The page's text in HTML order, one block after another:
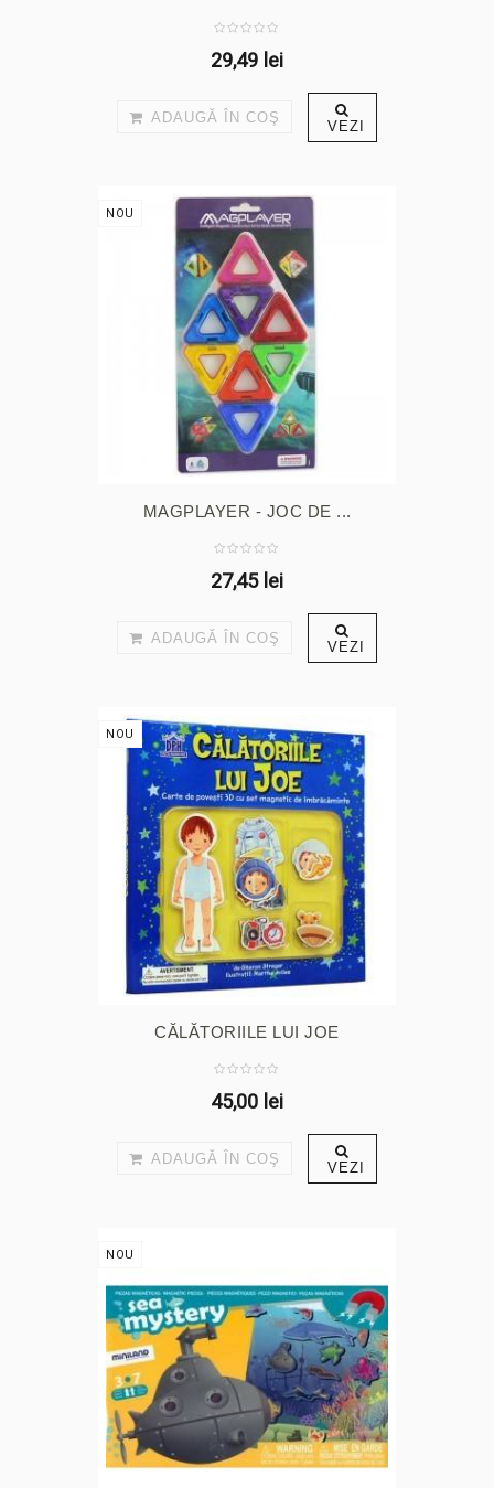
29,49 lei
ADAUGĂ ÎN COŞ VEZI
NOU
MAGPLAYER - JOC DE ...
27,45 lei
ADAUGĂ ÎN COŞ VEZI
NOU
CĂLĂTORIILE LUI JOE
45,00 lei
ADAUGĂ ÎN COŞ VEZI
NOU